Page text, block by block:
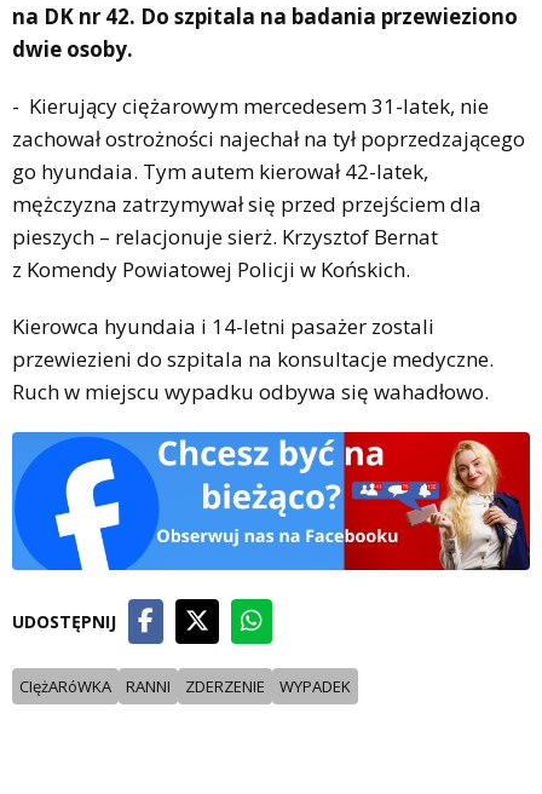
na DK nr 42. Do szpitala na badania przewieziono
dwie osoby.
- Kierujący ciężarowym mercedesem 31-latek, nie
zachował ostrożności najechał na tył poprzedzającego
go hyundaia. Tym autem kierował 42-latek,
mężczyzna zatrzymywał się przed przejściem dla
pieszych – relacjonuje sierż. Krzysztof Bernat
z Komendy Powiatowej Policji w Końskich.
Kierowca hyundaia i 14-letni pasażer zostali
przewiezieni do szpitala na konsultacje medyczne.
Ruch w miejscu wypadku odbywa się wahadłowo.
UDOSTĘPNIJ
CIężARóWKA RANNI ZDERZENIE WYPADEK